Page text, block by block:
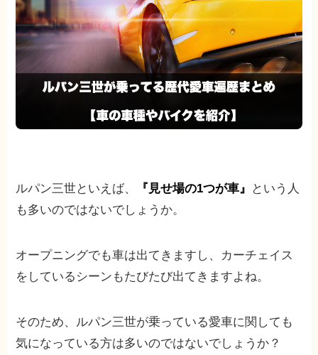
ルパン三世といえば、 『見せ場の1つが車』
という人
も多いのではないでしょうか。
オープニングでも車は出てきますし、カーチェイス
をしているシーンもたびたび出てきますよね。
そのため、ルパン三世が乗っている愛車に関しても
気になっている方は多いのではないでしょうか？